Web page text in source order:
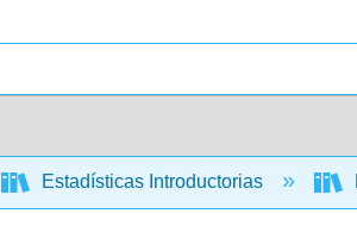
Estadísticas Introductorias